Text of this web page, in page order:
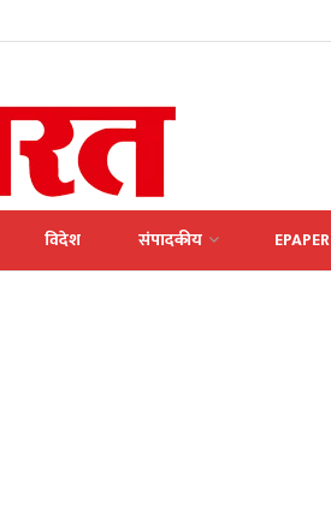
विदेश संपादकीय EPAPER